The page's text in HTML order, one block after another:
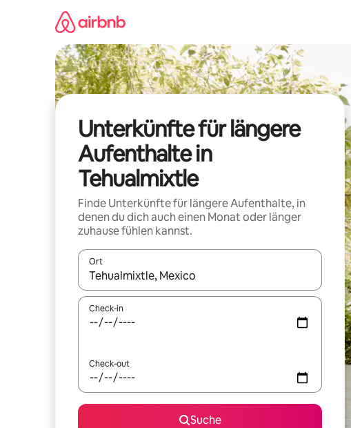
Unterkünfte für längere
Aufenthalte in
Tehualmixtle
Finde Unterkünfte für längere Aufenthalte, in
denen du dich auch einen Monat oder länger
zuhause fühlen kannst.
Ort
Wenn Ergebnisse verfügbar sind, navigiere mit den
Check-in
Check-out
Suche